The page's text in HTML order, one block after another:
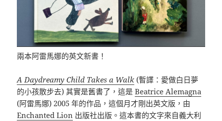
兩本阿雷馬娜的英文新書！
A Daydreamy Child Takes a Walk (暫譯：愛做白日夢
的小孩散步去) 其實是舊書了，這是Beatrice Alemagna
(阿雷馬娜) 2005 年的作品，這個月才剛出英文版，由
Enchanted Lion 出版社出版。這本書的文字來自義大利